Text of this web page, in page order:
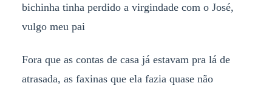
bichinha tinha perdido a virgindade com o José,
vulgo meu pai
Fora que as contas de casa já estavam pra lá de
atrasada, as faxinas que ela fazia quase não